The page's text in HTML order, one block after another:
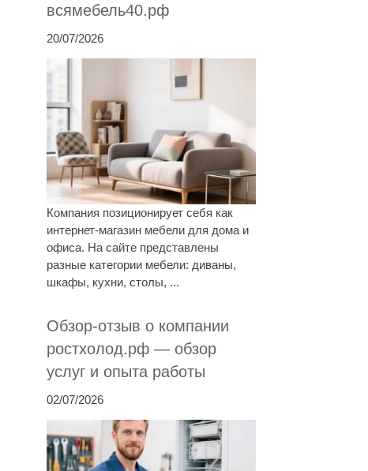
всямебель40.рф
20/07/2026
Компания позиционирует себя как
интернет-магазин мебели для дома и
офиса. На сайте представлены
разные категории мебели: диваны,
шкафы, кухни, столы, ...
Обзор-отзыв о компании
ростхолод.рф — обзор
услуг и опыта работы
02/07/2026